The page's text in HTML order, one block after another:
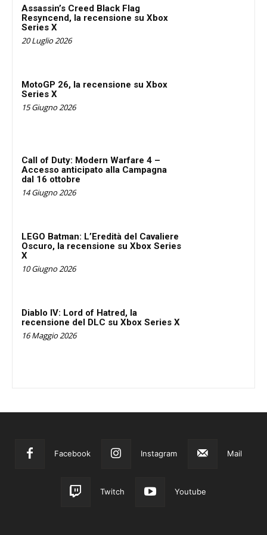
Assassin’s Creed Black Flag
Resyncend, la recensione su Xbox
Series X
20 Luglio 2026
MotoGP 26, la recensione su Xbox
Series X
15 Giugno 2026
Call of Duty: Modern Warfare 4 –
Accesso anticipato alla Campagna
dal 16 ottobre
14 Giugno 2026
LEGO Batman: L’Eredità del Cavaliere
Oscuro, la recensione su Xbox Series
X
10 Giugno 2026
Diablo IV: Lord of Hatred, la
recensione del DLC su Xbox Series X
16 Maggio 2026
Facebook Instagram Mail
Twitch Youtube